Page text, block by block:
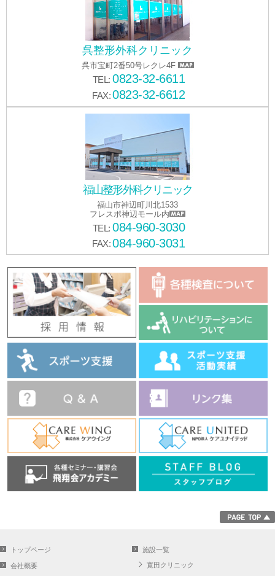
呉整形外科クリニック
呉市宝町2番50号レクレ4F
TEL: 0823-32-6611
FAX:0823-32-6612
福山整形外科クリニック
福山市神辺町川北1533
フレスポ神辺モール内
TEL: 084-960-3030
FAX:084-960-3031
トップページ
会社概要
施設一覧
寛田クリニック